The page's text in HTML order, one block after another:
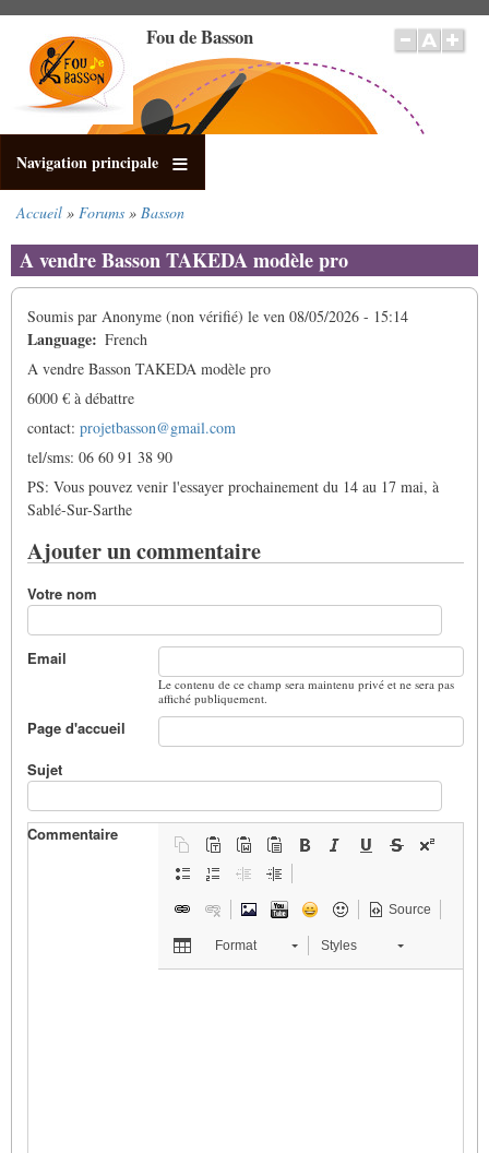
contenu
principal
Fou de Basson
Navigation principale
d'Ariane
Accueil Forums Basson
A vendre Basson TAKEDA modèle pro
Soumis par Anonyme (non vérifié) le ven 08/05/2026 - 15:14
Language
French
A vendre Basson TAKEDA modèle pro
6000 € à débattre
contact: projetbasson@gmail.com
tel/sms: 06 60 91 38 90
PS: Vous pouvez venir l'essayer prochainement du 14 au 17 mai, à
Sablé-Sur-Sarthe
Ajouter un commentaire
Votre nom
Email
Le contenu de ce champ sera maintenu privé et ne sera pas
affiché publiquement.
Page d'accueil
Sujet
Commentaire
Source
Format Styles